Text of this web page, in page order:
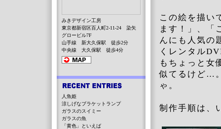
この絵を描い
ます！」、「
んにも人気の
くレンタル
もちょっと女
似てるけど…
ゃ。
制作手順は、
みきデザイン工房
東京都新宿区百人町2-11-24 染矢
グロービル7F
山手線 新大久保駅 徒歩2分
中央線 大久保駅 徒歩4分
人魚姫
涼しげなブラケットランプ
ガラスのスイミー
ガラスの魚
「黄色」といえば